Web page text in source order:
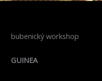
bubenický workshop
GUINEA